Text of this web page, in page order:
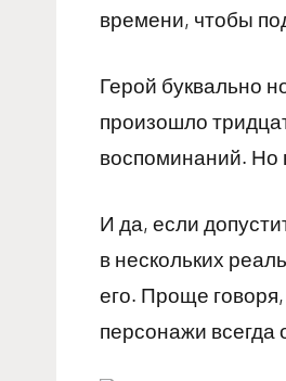
времени, чтобы
Герой буквально
произошло
воспоминаний. Но
И да, если
в нескольких
его. Проще
персонажи всегда